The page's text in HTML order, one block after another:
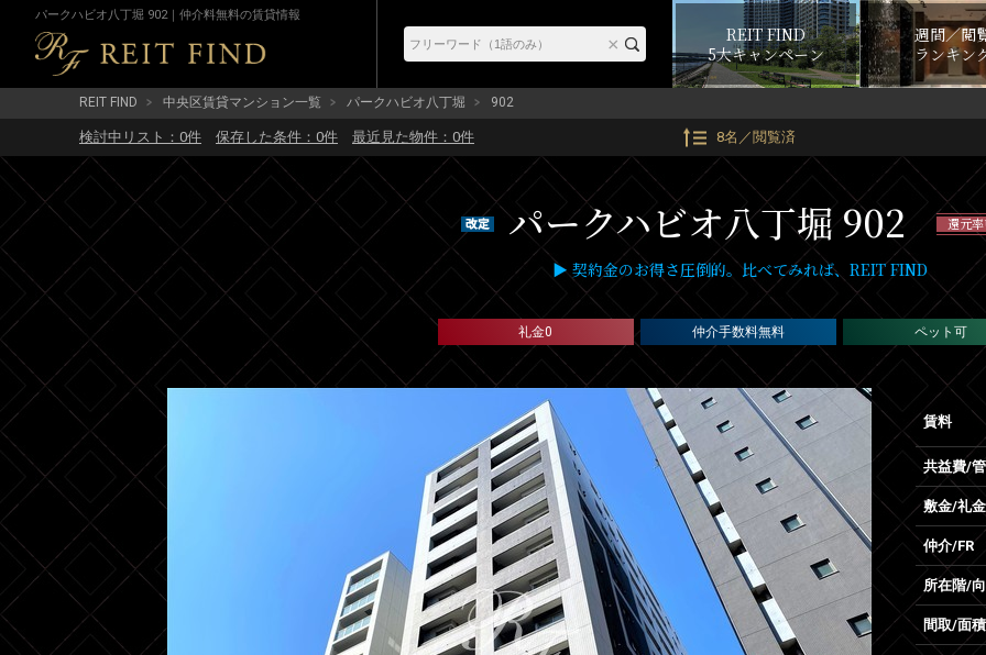
パークハビオ八丁堀 902｜仲介料無料の賃貸情報
REIT FIND
5大キャンペーン
週間／閲
ランキン
REIT FIND 中央区賃貸マンション一覧 パークハビオ八丁堀 902
検討中リスト： 0件 保存した条件： 0件 最近見た物件： 0件 8名／閲覧済
パークハビオ八丁堀 902 還元
▶ 契約金のお得さ圧倒的。比べてみれば、REIT FIND
礼金0 仲介手数料無料 ペット可
賃料
共益費/
敷金/礼金
仲介/FR
所在階/
間取/面積